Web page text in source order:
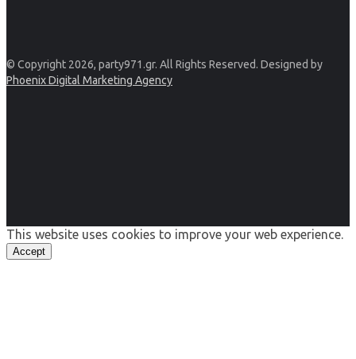
© Copyright 2026, party971.gr. All Rights Reserved. Designed by
Phoenix Digital Marketing Agency
This website uses cookies to improve your web experience.
Accept